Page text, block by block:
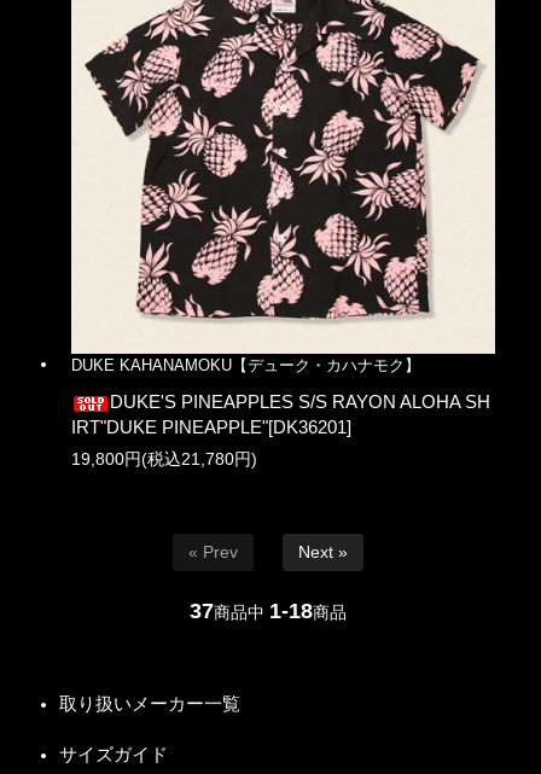
DUKE KAHANAMOKU【デューク・カハナモク】
DUKE'S PINEAPPLES S/S RAYON ALOHA SH
IRT"DUKE PINEAPPLE"[DK36201]
19,800円(税込21,780円)
« Prev Next »
37商品中 1-18商品
取り扱いメーカー一覧
サイズガイド